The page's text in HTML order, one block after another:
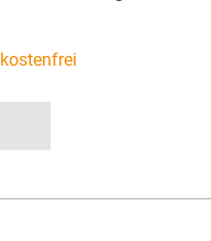
kostenfrei